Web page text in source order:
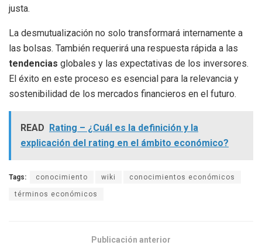
justa.
La desmutualización no solo transformará internamente a
las bolsas. También requerirá una respuesta rápida a las
tendencias globales y las expectativas de los inversores.
El éxito en este proceso es esencial para la relevancia y
sostenibilidad de los mercados financieros en el futuro.
READ
Rating – ¿Cuál es la definición y la
explicación del rating en el ámbito económico?
Tags: conocimiento wiki conocimientos económicos
términos económicos
Publicación anterior